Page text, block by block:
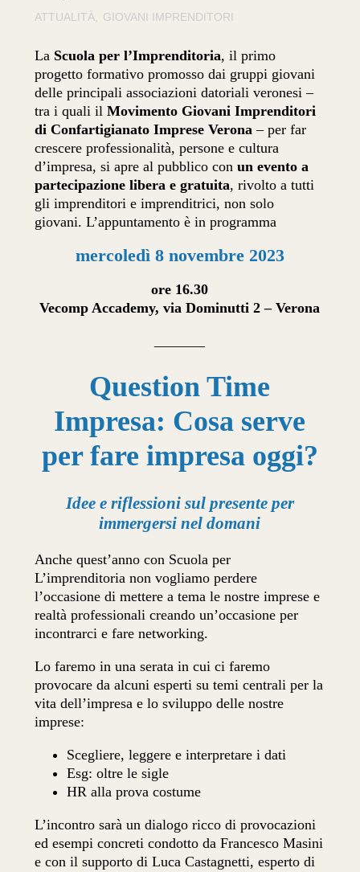
ATTUALITÀ GIOVANI IMPRENDITORI
La Scuola per l’Imprenditoria, il primo
progetto formativo promosso dai gruppi giovani
delle principali associazioni datoriali veronesi –
tra i quali ilMovimento Giovani Imprenditori
di Confartigianato Imprese Verona – per far
crescere professionalità, persone e cultura
d’impresa, si apre al pubblico conun evento a
partecipazione libera e gratuita, rivolto a tutti
gli imprenditori e imprenditrici, non solo
giovani. L’appuntamento è in programma
mercoledì 8 novembre 2023
ore 16.30
Vecomp Accademy, via Dominutti 2 – Verona
Question Time
Impresa: Cosa serve
per fare impresa oggi?
Idee e riflessioni sul presente per
immergersi nel domani
Anche quest’anno con Scuola per
L’imprenditoria non vogliamo perdere
l’occasione di mettere a tema le nostre imprese e
realtà professionali creando un’occasione per
incontrarci e fare networking.
Lo faremo in una serata in cui ci faremo
provocare da alcuni esperti su temi centrali per la
vita dell’impresa e lo sviluppo delle nostre
imprese:
Scegliere, leggere e interpretare i dati
Esg: oltre le sigle
HR alla prova costume
L’incontro sarà un dialogo ricco di provocazioni
ed esempi concreti condotto da Francesco Masini
e con il supporto di Luca Castagnetti, esperto di